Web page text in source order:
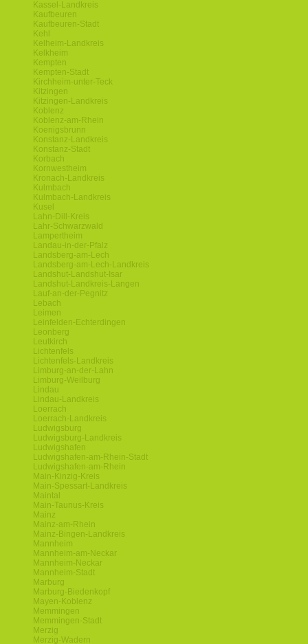
Kassel-Landkreis
Kaufbeuren
Kaufbeuren-Stadt
Kehl
Kelheim-Landkreis
Kelkheim
Kempten
Kempten-Stadt
Kirchheim-unter-Teck
Kitzingen
Kitzingen-Landkreis
Koblenz
Koblenz-am-Rhein
Koenigsbrunn
Konstanz-Landkreis
Konstanz-Stadt
Korbach
Kornwestheim
Kronach-Landkreis
Kulmbach
Kulmbach-Landkreis
Kusel
Lahn-Dill-Kreis
Lahr-Schwarzwald
Lampertheim
Landau-in-der-Pfalz
Landsberg-am-Lech
Landsberg-am-Lech-Landkreis
Landshut-Landshut-Isar
Landshut-Landkreis-Langen
Lauf-an-der-Pegnitz
Lebach
Leimen
Leinfelden-Echterdingen
Leonberg
Leutkirch
Lichtenfels
Lichtenfels-Landkreis
Limburg-an-der-Lahn
Limburg-Weilburg
Lindau
Lindau-Landkreis
Loerrach
Loerrach-Landkreis
Ludwigsburg
Ludwigsburg-Landkreis
Ludwigshafen
Ludwigshafen-am-Rhein-Stadt
Ludwigshafen-am-Rhein
Main-Kinzig-Kreis
Main-Spessart-Landkreis
Maintal
Main-Taunus-Kreis
Mainz
Mainz-am-Rhein
Mainz-Bingen-Landkreis
Mannheim
Mannheim-am-Neckar
Mannheim-Neckar
Mannheim-Stadt
Marburg
Marburg-Biedenkopf
Mayen-Koblenz
Memmingen
Memmingen-Stadt
Merzig
Merzig-Wadern